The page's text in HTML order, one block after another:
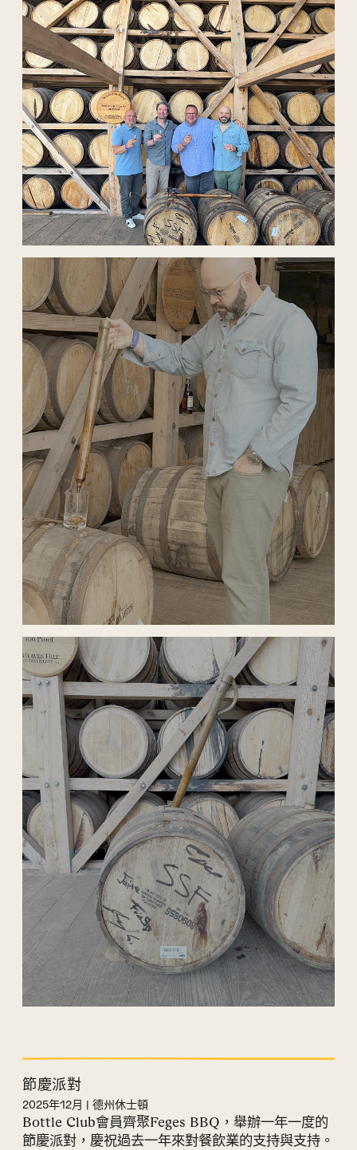
節慶派對
2025年12月 | 德州休士頓
Bottle Club會員齊聚Feges BBQ，舉辦一年一度的
節慶派對，慶祝過去一年來對餐飲業的支持與支持。